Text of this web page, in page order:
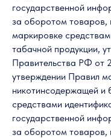
государственной
за оборотом товаров,
маркировке
табачной продукции,
Правительства РФ от
утверждении Правил
никотинсодержащей и
средствами
государственной
за оборотом товаров,